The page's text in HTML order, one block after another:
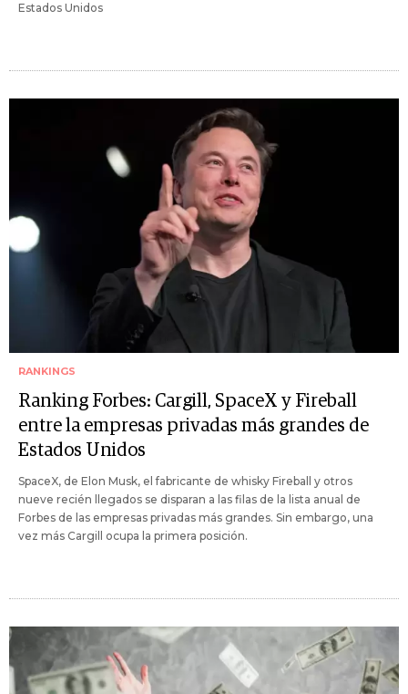
Estados Unidos
RANKINGS
Ranking Forbes: Cargill, SpaceX y Fireball
entre la empresas privadas más grandes de
Estados Unidos
SpaceX, de Elon Musk, el fabricante de whisky Fireball y otros
nueve recién llegados se disparan a las filas de la lista anual de
Forbes de las empresas privadas más grandes. Sin embargo, una
vez más Cargill ocupa la primera posición.